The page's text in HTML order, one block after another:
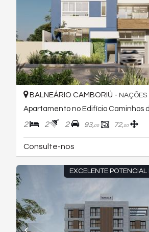
BALNEÁRIO CAMBORIÚ - NAÇÕES
Apartamento no Edifício Caminhos
2 2 2 93,00 72,00
Consulte-nos
EXCELENTE